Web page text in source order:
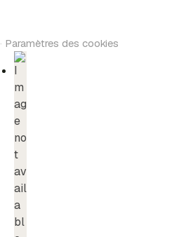
· Paramètres des cookies